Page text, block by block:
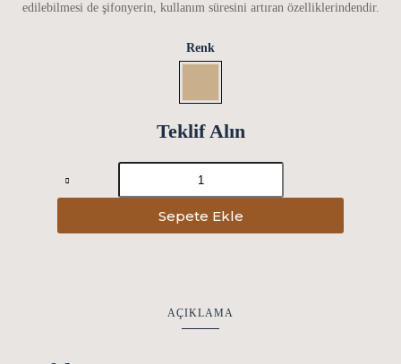
edilebilmesi de şifonyerin, kullanım süresini artıran özelliklerindendir.
Renk
Teklif Alın
DUPONDE
CIRCLE,
DUPONDESepete Ekle
AÇIKLAMA